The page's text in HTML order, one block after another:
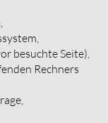
besuchte Seite),
Rechners